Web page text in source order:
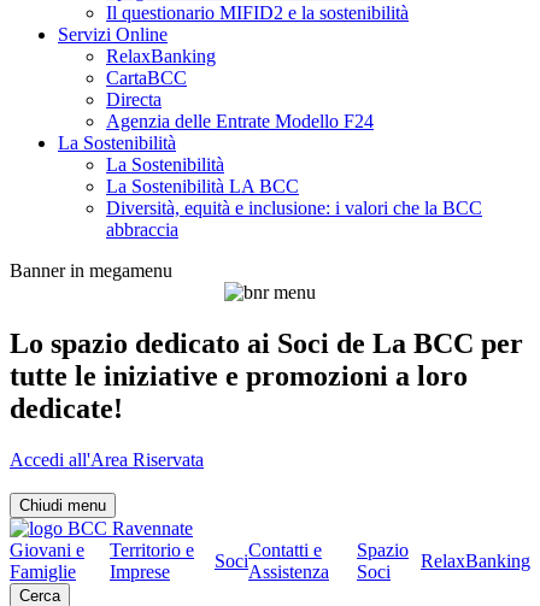
Il questionario MIFID2 e la sostenibilità
Servizi Online
RelaxBanking
CartaBCC
Directa
Agenzia delle Entrate Modello F24
La Sostenibilità
La Sostenibilità
La Sostenibilità LA BCC
Diversità, equità e inclusione: i valori che la BCC
abbraccia
Banner in megamenu
Lo spazio dedicato ai Soci de La BCC per
tutte le iniziative e promozioni a loro
dedicate!
Accedi all'Area Riservata
Chiudi menu
Giovani e
Famiglie
Territorio e
Imprese
Soci
Contatti e
Assistenza
Spazio
Soci
RelaxBanking
Cerca